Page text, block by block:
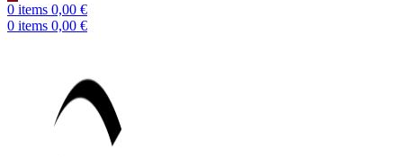
0 items 0,00 €
0 items 0,00 €